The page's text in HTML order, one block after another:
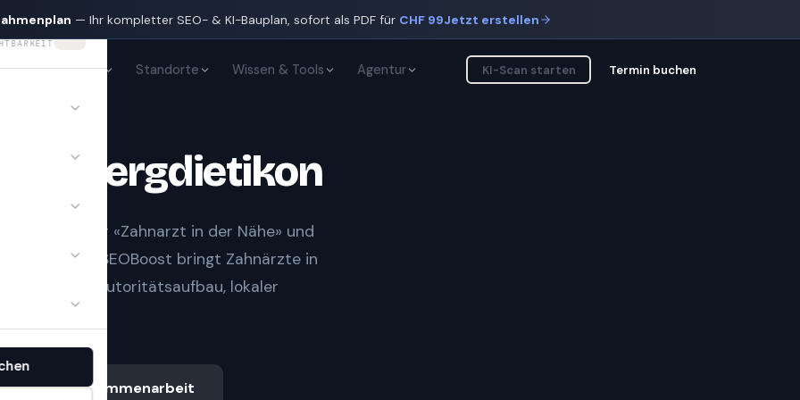
— Ihr kompletter SEO- & KI-Bauplan, sofort als PDF für CHF 99Jetzt erstellen
KI-Sichtbarkeit Standorte Wissen & Tools Agentur KI-Scan starten Termin buchen
inBergdietikon
Notfall» oder «Zahnarzt in der Nähe» und
Treffern.
SEOBoost bringt Zahnärzte in
sauberem Autoritätsaufbau, lokaler
Ablauf & Zusammenarbeit